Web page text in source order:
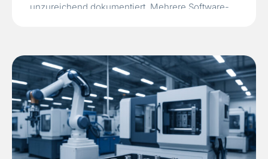
unzureichend dokumentiert. Mehrere Software-
Integration. Herausforderungen Die Lösung von
TPS Elektronik 1) PCB-Redesign & Layout 2)
Fertigung &…Read More »